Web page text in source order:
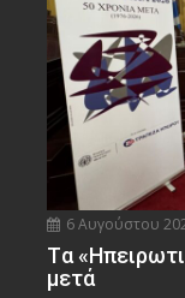
6 Αυγούστου
Tα
μετά